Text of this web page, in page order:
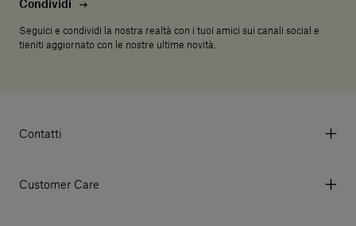
Condividi
Seguici e condividi la nostra realtà con i tuoi amici sui canali social e
tieniti aggiornato con le nostre ultime novità.
Contatti
© 2026 Salvatori
Customer Care